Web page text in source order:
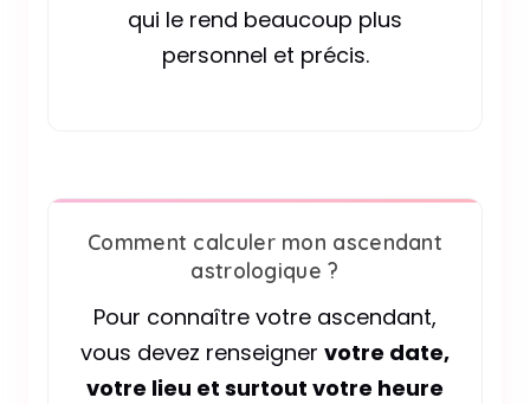
qui le rend beaucoup plus
personnel et précis.
Comment calculer mon ascendant
astrologique ?
Pour connaître votre ascendant,
vous devez renseigner votre date,
votre lieu et surtout votre heure